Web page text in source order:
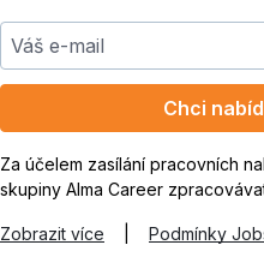
Váš e-mail
Chci
Za účelem zasílání pracovních
skupiny Alma Career
Zobrazit více Podmínky